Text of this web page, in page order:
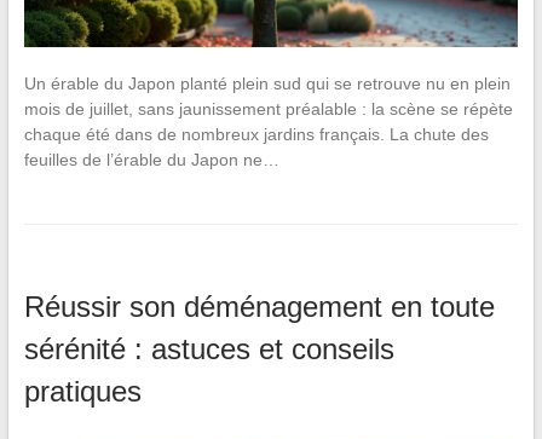
Un érable du Japon planté plein sud qui se retrouve nu en plein
mois de juillet, sans jaunissement préalable : la scène se répète
chaque été dans de nombreux jardins français. La chute des
feuilles de l’érable du Japon ne…
Réussir son déménagement en toute
sérénité : astuces et conseils
pratiques